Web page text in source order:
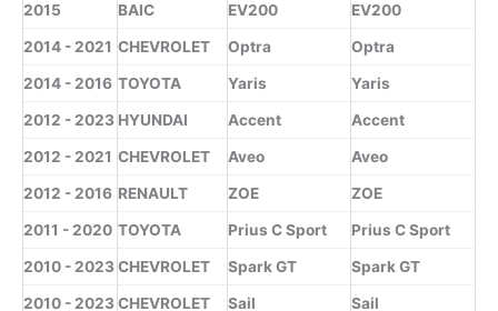
2015 BAIC EV200 EV200
2014 - 2021 CHEVROLET Optra Optra
2014 - 2016 TOYOTA Yaris Yaris
2012 - 2023 HYUNDAI Accent Accent
2012 - 2021 CHEVROLET Aveo Aveo
2012 - 2016 RENAULT ZOE ZOE
2011 - 2020 TOYOTA Prius C Sport Prius C Sport
2010 - 2023CHEVROLET Spark GT Spark GT
2010 - 2023CHEVROLET Sail Sail